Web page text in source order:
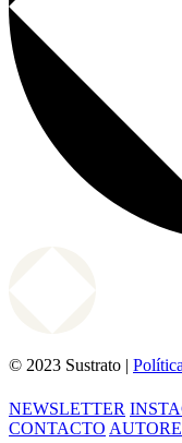
© 2023 Sustrato |
NEWSLETTER
CONTACTO